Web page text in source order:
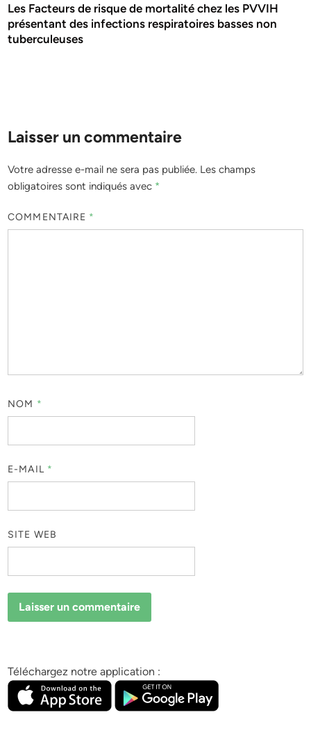
Les Facteurs de risque de mortalité chez les PVVIH
présentant des infections respiratoires basses non
tuberculeuses
Laisser un commentaire
Votre adresse e-mail ne sera pas publiée. Les champs
obligatoires sont indiqués avec *
COMMENTAIRE *
NOM *
E-MAIL *
SITE WEB
Téléchargez notre application :